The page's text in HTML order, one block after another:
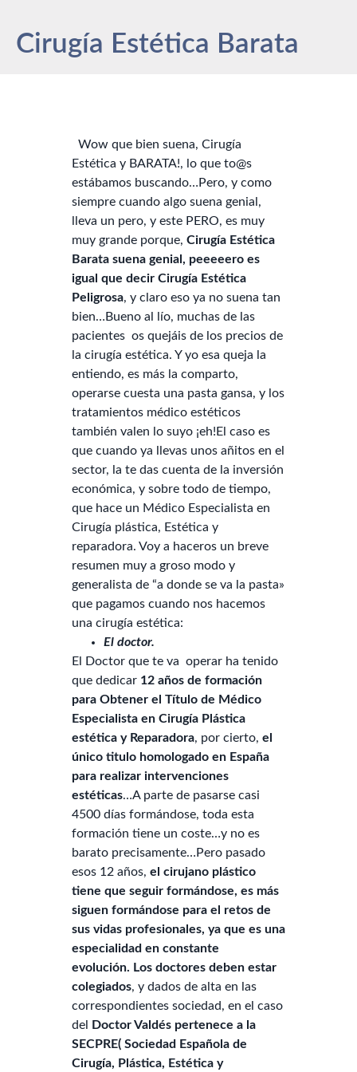
Cirugía Estética Barata
Wow que bien suena, Cirugía
Estética y BARATA!, lo que to@s
estábamos buscando…Pero, y como
siempre cuando algo suena genial,
lleva un pero, y este PERO, es muy
muy grande porque, Cirugía Estética
Barata suena genial, peeeeero es
igual que decir Cirugía Estética
Peligrosa, y claro eso ya no suena tan
bien…Bueno al lío, muchas de las
pacientes os quejáis de los precios de
la cirugía estética. Y yo esa queja la
entiendo, es más la comparto,
operarse cuesta una pasta gansa, y los
tratamientos médico estéticos
también valen lo suyo ¡eh!El caso es
que cuando ya llevas unos añitos en el
sector, la te das cuenta de la inversión
económica, y sobre todo de tiempo,
que hace un Médico Especialista en
Cirugía plástica, Estética y
reparadora. Voy a haceros un breve
resumen muy a groso modo y
generalista de “a donde se va la pasta»
que pagamos cuando nos hacemos
una cirugía estética:
El doctor.
El Doctor que te va operar ha tenido
que dedicar 12 años de formación
para Obtener el Título de Médico
Especialista en Cirugía Plástica
estética y Reparadora, por cierto, el
único titulo homologado en España
para realizar intervenciones
estéticas…A parte de pasarse casi
4500 días formándose, toda esta
formación tiene un coste…y no es
barato precisamente…Pero pasado
esos 12 años, el cirujano plástico
tiene que seguir formándose, es más
siguen formándose para el retos de
sus vidas profesionales, ya que es una
especialidad en constante
evolución. Los doctores deben estar
colegiados, y dados de alta en las
correspondientes sociedad, en el caso
del
Doctor Valdés pertenece a la
SECPRE( Sociedad Española de
Cirugía, Plástica, Estética y